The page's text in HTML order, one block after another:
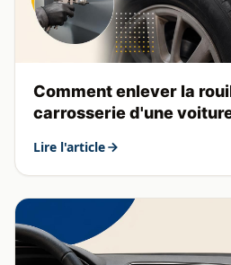
Comment enlever la
carrosserie d'une
Lire l'article